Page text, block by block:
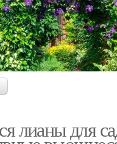
лианы для